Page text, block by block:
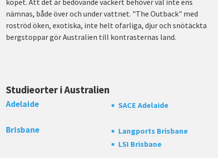
köpet. Att det är bedövande vackert behöver väl inte ens
nämnas, både över och under vattnet. "The Outback" med
roströd öken, exotiska, inte helt ofarliga, djur och snötäckta
bergstoppar gör Australien till kontrasternas land.
Studieorter i Australien
Adelaide SACE Adelaide
Brisbane
Langports Brisbane
LSI Brisbane